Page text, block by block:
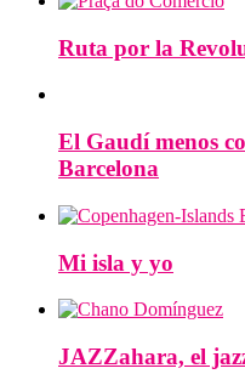
Ruta por la
El Gaudí menos
Barcelona
Mi isla y yo
JAZZahara, el